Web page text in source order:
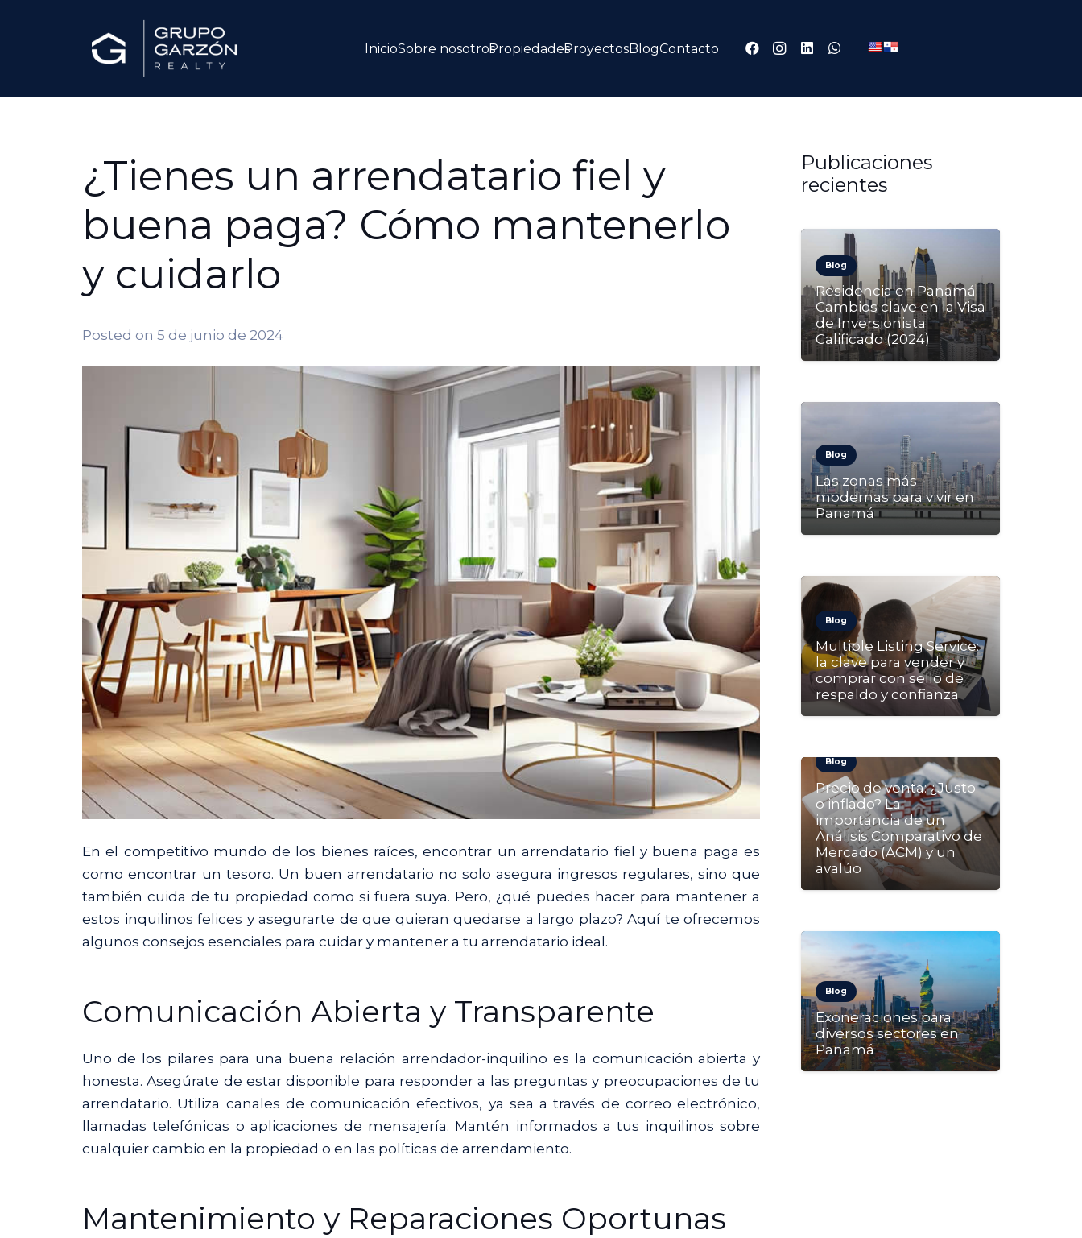
InicioSobre nosotrosPropiedadesProyectosBlogContacto
¿Tienes un arrendatario fiel y
buena paga? Cómo mantenerlo
y cuidarlo
Posted on 5 de junio de 2024
En el competitivo mundo de los bienes raíces, encontrar un arrendatario fiel y buena paga es
como encontrar un tesoro. Un buen arrendatario no solo asegura ingresos regulares, sino que
también cuida de tu propiedad como si fuera suya. Pero, ¿qué puedes hacer para mantener a
estos inquilinos felices y asegurarte de que quieran quedarse a largo plazo? Aquí te ofrecemos
algunos consejos esenciales para cuidar y mantener a tu arrendatario ideal.
Comunicación Abierta y Transparente
Uno de los pilares para una buena relación arrendador-inquilino es la comunicación abierta y
honesta. Asegúrate de estar disponible para responder a las preguntas y preocupaciones de tu
arrendatario. Utiliza canales de comunicación efectivos, ya sea a través de correo electrónico,
llamadas telefónicas o aplicaciones de mensajería. Mantén informados a tus inquilinos sobre
cualquier cambio en la propiedad o en las políticas de arrendamiento.
Mantenimiento y Reparaciones Oportunas
Publicaciones
recientes
Blog
Residencia en Panamá:
Cambios clave en la Visa
de Inversionista
Calificado (2024)
Blog
Las zonas más
modernas para vivir en
Panamá
Blog
Multiple Listing Service:
la clave para vender y
comprar con sello de
respaldo y confianza
Blog
Precio de venta: ¿Justo
o inflado? La
importancia de un
Análisis Comparativo de
Mercado (ACM) y un
avalúo
Blog
Exoneraciones para
diversos sectores en
Panamá